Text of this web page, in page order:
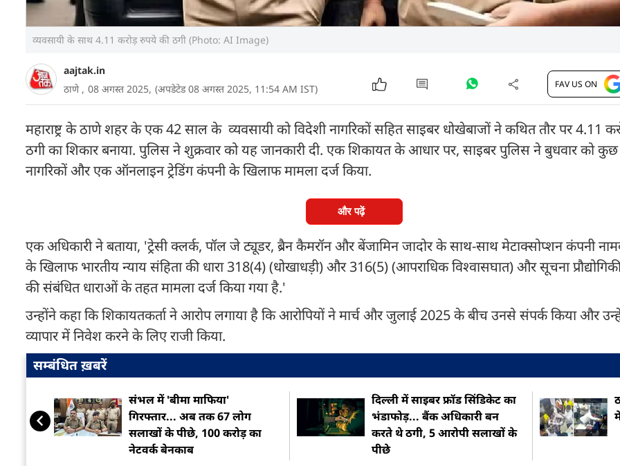
व्यवसायी के साथ 4.11 करोड़ रुपये की ठगी (Photo: AI Image)
aajtak.in
ठाणे , 08 अगस्त 2025, (अपडेटेड 08 अगस्त 2025, 11:54 AM IST) FAV US ON
महाराष्ट्र के ठाणे शहर के एक 42 साल के व्यवसायी को विदेशी नागरिकों सहित साइबर धोखेबाजों ने कथित तौर पर 4.11
ठगी का शिकार बनाया. पुलिस ने शुक्रवार को यह जानकारी दी. एक शिकायत के आधार पर, साइबर पुलिस ने बुधवार को कुछ
नागरिकों और एक ऑनलाइन ट्रेडिंग कंपनी के खिलाफ मामला दर्ज किया.
और पढ़ें
एक अधिकारी ने बताया, 'ट्रेसी क्लर्क, पॉल जे ट्यूडर, ब्रैन कैमरॉन और बेंजामिन जादोर के साथ-साथ मेटाक्सोप्शन कंपनी
के खिलाफ भारतीय न्याय संहिता की धारा 318(4) (धोखाधड़ी) और 316(5) (आपराधिक विश्वासघात) और सूचना
की संबंधित धाराओं के तहत मामला दर्ज किया गया है.'
उन्होंने कहा कि शिकायतकर्ता ने आरोप लगाया है कि आरोपियों ने मार्च और जुलाई 2025 के बीच उनसे संपर्क किया और उन्हें
व्यापार में निवेश करने के लिए राजी किया.
सम्बंधित ख़बरें
संभल में 'बीमा माफिया'
गिरफ्तार... अब तक 67 लोग
सलाखों के पीछे, 100 करोड़ का
नेटवर्क बेनकाब
दिल्ली में साइबर फ्रॉड सिंडिकेट का
भंडाफोड़... बैंक अधिकारी बन
करते थे ठगी, 5 आरोपी सलाखों के
पीछे